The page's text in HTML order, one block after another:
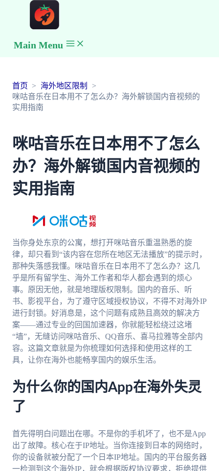
Main Menu
首页
海外地区限制
咪咕音乐在日本用不了怎么办？海外解锁国内音视频的
实用指南
咪咕音乐在日本用不了怎么
办？海外解锁国内音视频的
实用指南
当你身处东京的公寓，想打开咪咕音乐重温熟悉的旋
律，却只看到“该内容在您所在地区无法播放”的提示时，
那种失落感我懂。咪咕音乐在日本用不了怎么办？这几
乎是所有留学生、海外工作者和华人都会遇到的烦心
事。原因无他，就是地理版权限制。国内的音乐、听
书、影视平台，为了遵守区域授权协议，不得不对海外IP
进行封锁。好消息是，这个问题有成熟且高效的解决方
案——通过专业的回国加速器，你就能轻松绕过这堵
“墙”，无缝访问咪咕音乐、QQ音乐、喜马拉雅等全部内
容。这篇文章就是为你梳理如何选择和使用这样的工
具，让你在海外也能畅享国内的娱乐生活。
为什么你的国内App在海外失灵
了
首先得明白问题出在哪。不是你的手机坏了，也不是App
出了故障。核心在于IP地址。当你连接到日本的网络时，
你的设备就被分配了一个日本IP地址。国内的平台服务器
一检测到这个海外IP，就会根据版权协议要求，拒绝提供